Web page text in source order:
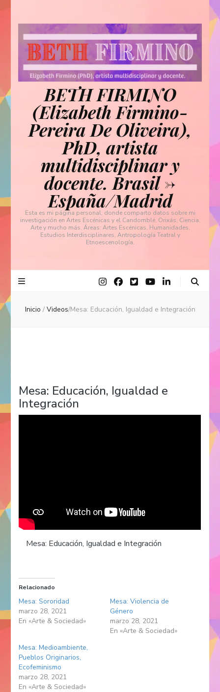
BETH FIRMINO
(Elizabeth Firmino-
Pereira De Oliveira),
PhD, artista
multidisciplinar y
docente. Brasil ->
España/Madrid
Esta es mi página personal, donde comparto datos sobre mi
investigación en Artes Escénicas y el Candomblé, Orixás, Ciencia,
Arte y mucho más. Áreas: Artes Escénicas, Humanidades,
Estudios Interdisciplinares, Antropología Teatral y
Etnoescenología.
Inicio / Videos/Mesa: Educación, Igualdad e Integración
Mesa: Educación, Igualdad e
Integración
Mesa: Educación, Igualdad e Integración
Relacionado
Mesa: Sororidad
marzo 28, 2021
En «Arte & Sociedad»
Mesa: Violencia de
Género
marzo 28, 2021
En «Arte & Sociedad»
Mesa: Medioambiente,
Pueblos Originarios,
Ecofeminismo
marzo 28, 2021
En «Arte & Sociedad»